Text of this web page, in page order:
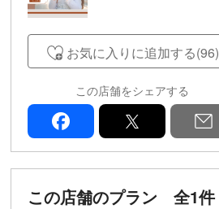
お気に入りに追加する(96)
この店舗をシェアする
facebook
この店舗のプラン 全1件